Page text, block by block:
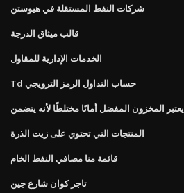
شركات النفط المستقلة في هيوستن
قالب ميثاق الدرجة
الخدمات الإدارية للمقاول
Td حساب التداول الرمز الترويجي
يعتبر المخزون المفضل أمانًا مختلطًا لأنه يتضمن
المنتجات التي تحتوي على زيت الذرة
قائمة منا مصافي النفط الخام
تاجر كوان شارع جين